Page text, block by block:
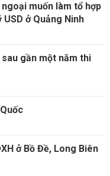
muốn làm tổ hợp
ở Quảng Ninh
gần một năm thi
ở Bồ Đề, Long Biên